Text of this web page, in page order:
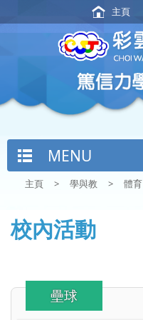
主頁
MENU
主頁 > 學與教 > 體育
校內活動
壘球